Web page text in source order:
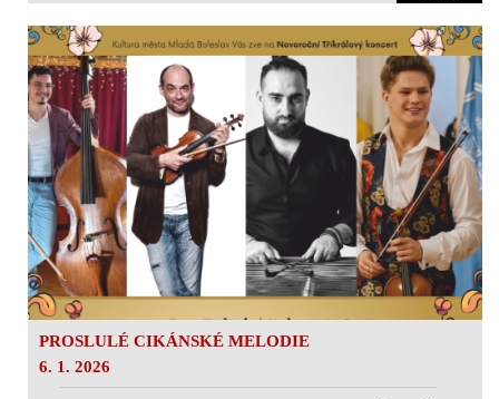
PROSLULÉ CIKÁNSKÉ MELODIE
6. 1. 2026